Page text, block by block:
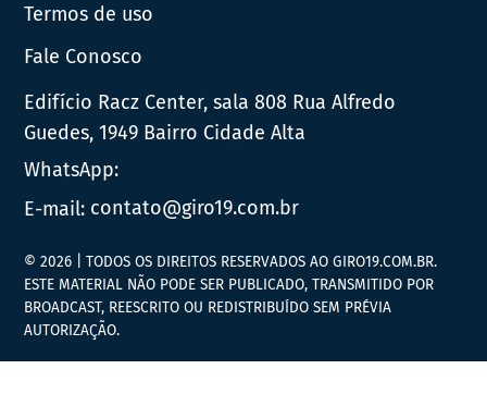
Termos de uso
Fale Conosco
Edifício Racz Center, sala 808 Rua Alfredo
Guedes, 1949 Bairro Cidade Alta
WhatsApp:
E-mail: contato@giro19.com.br
© 2026 | TODOS OS DIREITOS RESERVADOS AO GIRO19.COM.BR.
ESTE MATERIAL NÃO PODE SER PUBLICADO, TRANSMITIDO POR
BROADCAST, REESCRITO OU REDISTRIBUÍDO SEM PRÉVIA
AUTORIZAÇÃO.